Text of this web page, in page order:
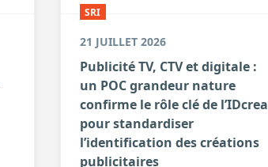
SRI
21 JUILLET 2026
Publicité TV, CTV et digitale :
un POC grandeur nature
confirme le rôle clé de l’IDcrea
pour standardiser
l’identification des créations
publicitaires